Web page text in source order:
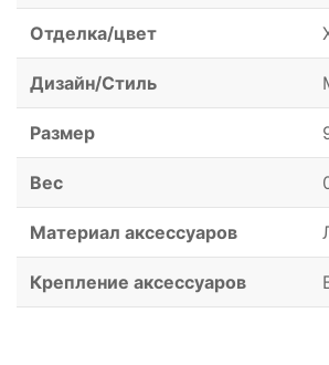
Отделка/цвет
Дизайн/Стиль
Размер
Вес
Материал аксессуаров
Крепление аксессуаров